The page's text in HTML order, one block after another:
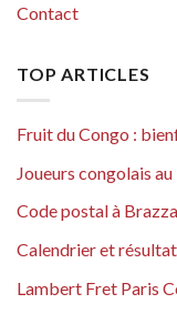
Contact
TOP ARTICLES
Fruit du Congo :
Joueurs congolais
Code postal à
Calendrier et
Lambert Fret Paris